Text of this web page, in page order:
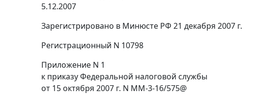
5.12.2007
Зарегистрировано в Минюсте РФ 21 декабря 2007 г.
Регистрационный N 10798
Приложение N 1
к приказу Федеральной налоговой службы
от 15 октября 2007 г. N ММ-3-16/575@